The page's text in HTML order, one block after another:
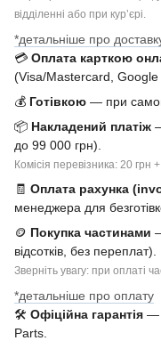
відділенні або при курʼєрі.
*детальніше про
💳 Оплата карткою
(Visa/Mastercard, Google
💰 Готівкою — при
📦 Накладений платіж
до 99 000 грн).
Комісія перевізника: 20 грн
🧾 Оплата рахунка
менеджера для
🪙 Покупка частинами
відсотків, без переплат).
Зверніть увагу: при оплаті
*детальніше про оплату
🛠 Офіційна гарантія —
Parts.